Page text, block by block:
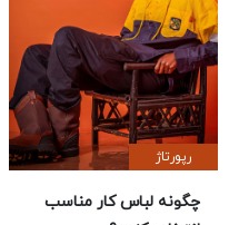
رپورتاژ
چگونه لباس کار مناسب